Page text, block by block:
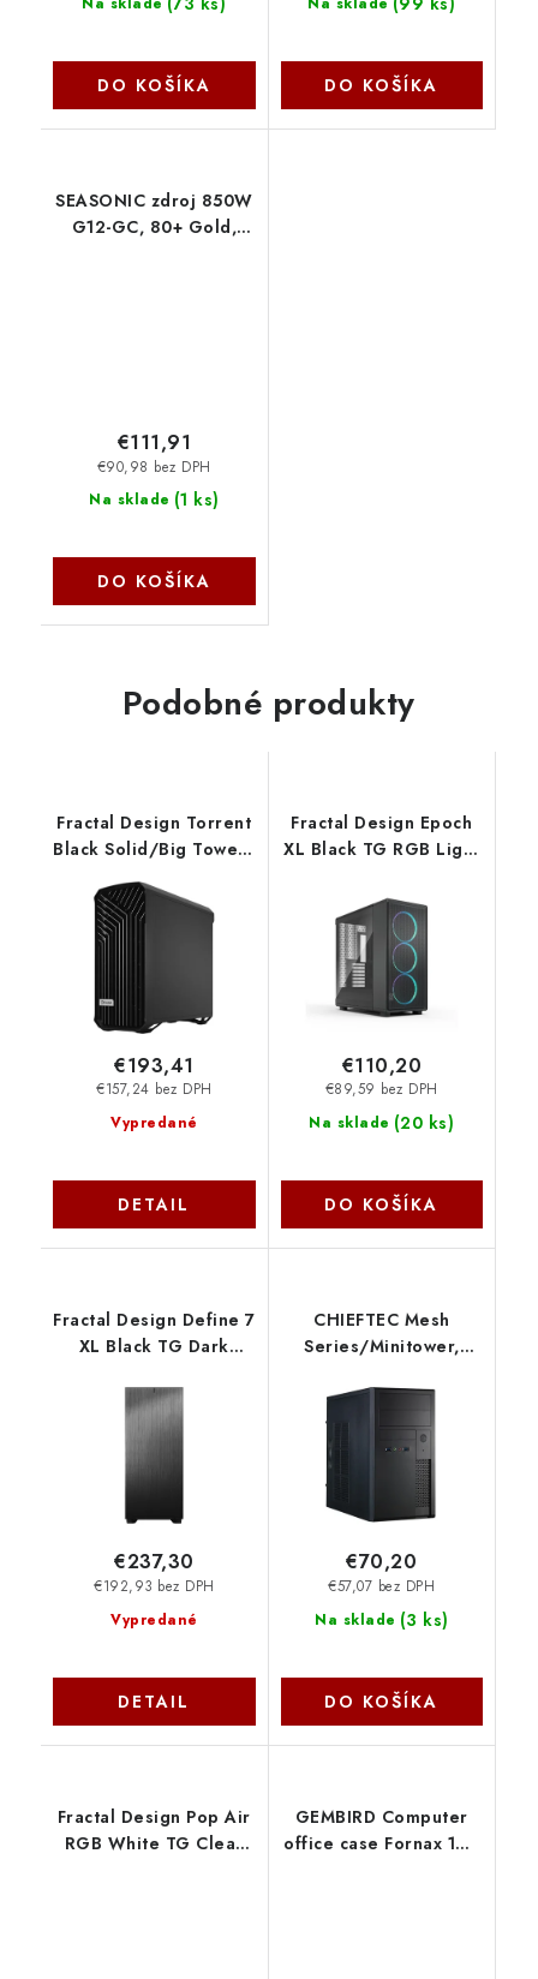
DO KOŠÍKA DO KOŠÍKA
SEASONIC zdroj 850W
G12-GC, 80+ Gold,
Na sklade (1 ks)
€90,98 bez DPH
€111,91
DO KOŠÍKA
Podobné produkty
Fractal Design Torrent
Black Solid/Big Tower/
Čierna FD-C-TOR1A-05
Vypredané
€157,24 bez DPH
€193,41
DETAIL
Fractal Design Epoch
XL Black TG RGB Light
Na sklade (20 ks)
€89,59 bez DPH
€110,20
DO KOŠÍKA
Fractal Design Define 7
XL Black TG Dark
Tower/Transpar./
Čierna FD-C-DEF7X-03
Vypredané
€192,93 bez DPH
€237,30
DETAIL
CHIEFTEC Mesh
Series/Minitower,
čierna, USB 3. XT-01B-
350GPB Chieftec
Na sklade (3 ks)
€57,07 bez DPH
€70,20
DO KOŠÍKA
Fractal Design Pop Air
RGB White TG Clear
GEMBIRD Computer
office case Fornax 160